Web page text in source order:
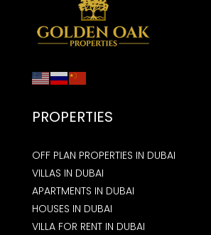
PROPERTIES
OFF PLAN PROPERTIES IN DUBAI
VILLAS IN DUBAI
APARTMENTS IN DUBAI
HOUSES IN DUBAI
VILLA FOR RENT IN DUBAI